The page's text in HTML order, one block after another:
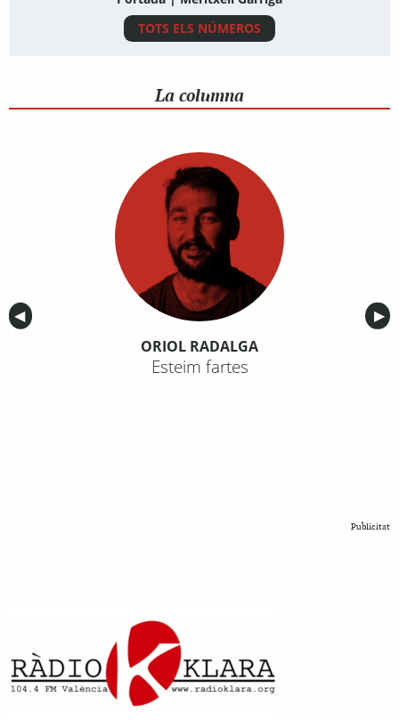
TOTS ELS NÚMEROS
La columna
Anterior
◀︎ ▶︎
ORIOL RADALGA
Esteim fartes
Publicitat